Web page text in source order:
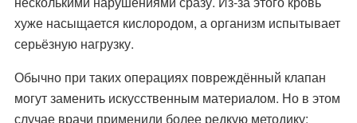
хуже насыщается кислородом, а организм испытывает
серьёзную нагрузку.
Обычно при таких операциях повреждённый клапан
могут заменить искусственным материалом. Но в этом
случае врачи применили более редкую методику: